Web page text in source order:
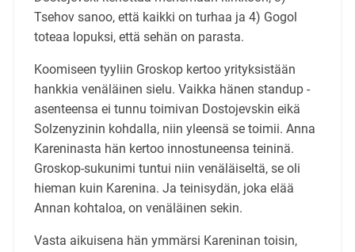
Tsehov sanoo, että kaikki on turhaa ja 4) Gogol
toteaa lopuksi, että sehän on parasta.
Koomiseen tyyliin Groskop kertoo yrityksistään
hankkia venäläinen sielu. Vaikka hänen standup -
asenteensa ei tunnu toimivan Dostojevskin eikä
Solzenyzinin kohdalla, niin yleensä se toimii. Anna
Kareninasta hän kertoo innostuneensa teininä.
Groskop-sukunimi tuntui niin venäläiseltä, se oli
hieman kuin Karenina. Ja teinisydän, joka elää
Annan kohtaloa, on venäläinen sekin.
Vasta aikuisena hän ymmärsi Kareninan toisin,